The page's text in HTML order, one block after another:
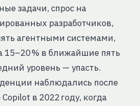
задачи, спрос на
разработчиков,
агентными системами,
15–20 % в ближайшие пять
уровень — упасть.
наблюдались после
в 2022 году, когда